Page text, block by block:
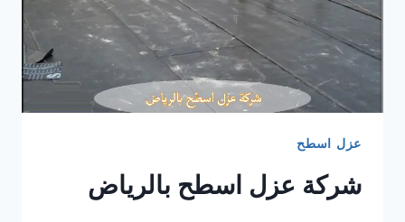
عزل اسطح
شركة عزل اسطح بالرياض